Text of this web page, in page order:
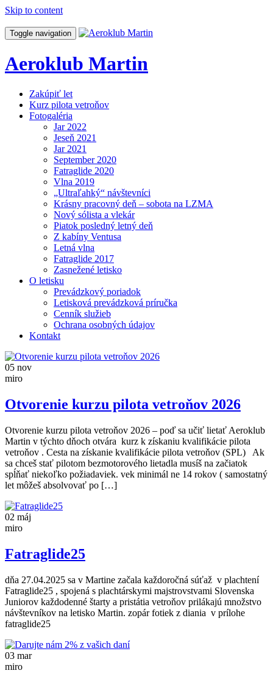
Skip to content
Toggle navigation
Aeroklub Martin
Zakúpiť let
Kurz pilota vetroňov
Fotogaléria
Jar 2022
Jeseň 2021
Jar 2021
September 2020
Fatraglide 2020
Vlna 2019
„Ultraľahký“ návštevníci
Krásny pracovný deň – sobota na LZMA
Nový sólista a vlekár
Piatok posledný letný deň
Z kabíny Ventusa
Letná vlna
Fatraglide 2017
Zasnežené letisko
O letisku
Prevádzkový poriadok
Letisková prevádzková príručka
Cenník služieb
Ochrana osobných údajov
Kontakt
05 nov
miro
Otvorenie kurzu pilota vetroňov 2026
Otvorenie kurzu pilota vetroňov 2026 – poď sa učiť lietať Aeroklub
Martin v týchto dňoch otvára kurz k získaniu kvalifikácie pilota
vetroňov . Cesta na získanie kvalifikácie pilota vetroňov (SPL) Ak
sa chceš stať pilotom bezmotorového lietadla musíš na začiatok
spĺňať niekoľko požiadaviek. vek minimál ne 14 rokov ( samostatný
let môžeš absolvovať po […]
02 máj
miro
Fatraglide25
dňa 27.04.2025 sa v Martine začala každoročná súťaž v plachtení
Fatraglide25 , spojená s plachtárskymi majstrovstvami Slovenska
Juniorov každodenné štarty a pristátia vetroňov prilákajú množstvo
návštevníkov na letisko Martin. zopár fotiek z diania v prílohe
fatraglide25
03 mar
miro